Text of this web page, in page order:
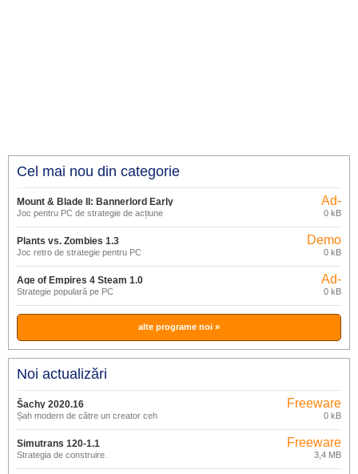
Cel mai nou din categorie
Mount & Blade II: Bannerlord Early
Access
Joc pentru PC de strategie de acțiune
Ad-
supported
0 kB
Plants vs. Zombies 1.3
Joc retro de strategie pentru PC
Demo
0 kB
Age of Empires 4 Steam 1.0
Strategie populară pe PC
Ad-
supported
0 kB
alte programe noi »
Noi actualizări
Šachy 2020.16
Șah modern de către un creator ceh
Freeware
0 kB
Simutrans 120-1.1
Strategia de construire.
Freeware
3,4 MB